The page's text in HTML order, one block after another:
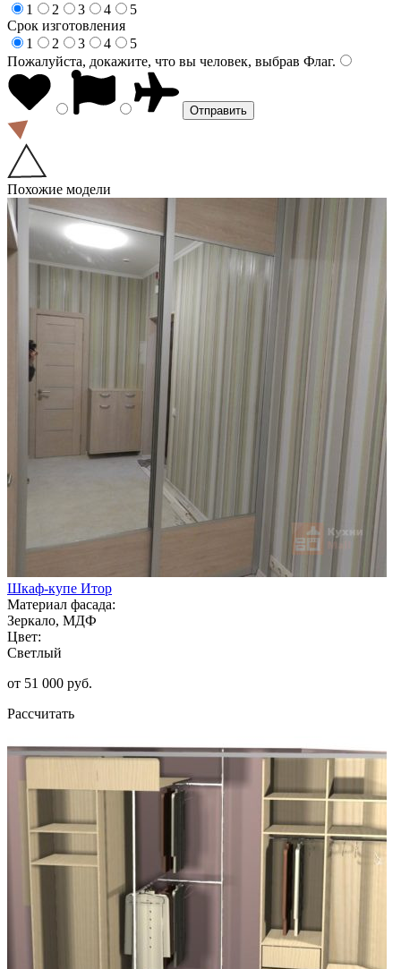
1
2 3 4
5
Срок изготовления
1
2 3 4
5
Пожалуйста, докажите, что вы человек, выбрав Флаг.
Похожие модели
Шкаф-купе Итор
Материал фасада:
Зеркало, МДФ
Цвет:
Светлый
от 51 000 руб.
Рассчитать